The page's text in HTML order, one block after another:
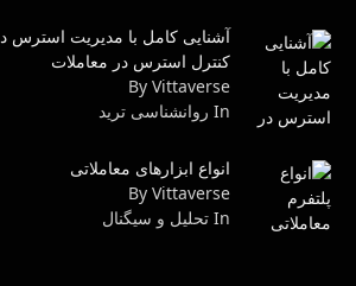
آشنایی کامل با مدیریت استرس
کنترل استرس در معاملات
By Vittaverse
In روانشناسى ترید
انواع ابزارهای معاملاتی
By Vittaverse
In تحلیل و سیگنال